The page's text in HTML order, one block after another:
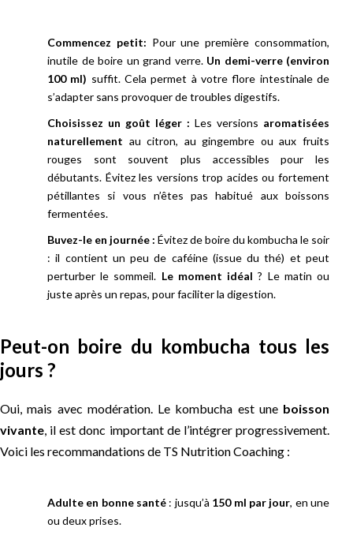
Commencez petit: Pour une première consommation,
inutile de boire un grand verre. Un demi-verre (environ
100 ml) suffit. Cela permet à votre flore intestinale de
s’adapter sans provoquer de troubles digestifs.
Choisissez un goût léger : Les versions aromatisées
naturellement au citron, au gingembre ou aux fruits
rouges sont souvent plus accessibles pour les
débutants. Évitez les versions trop acides ou fortement
pétillantes si vous n’êtes pas habitué aux boissons
fermentées.
Buvez-le en journée : Évitez de boire du kombucha le soir
: il contient un peu de caféine (issue du thé) et peut
perturber le sommeil. Le moment idéal ? Le matin ou
juste après un repas, pour faciliter la digestion.
Peut-on boire du kombucha tous les
jours ?
Oui, mais avec modération. Le kombucha est une boisson
vivante, il est donc important de l’intégrer progressivement.
Voici les recommandations de TS Nutrition Coaching :
Adulte en bonne santé : jusqu’à 150 ml par jour, en une
ou deux prises.